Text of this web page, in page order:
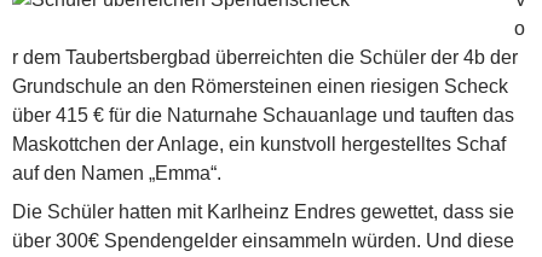
o
r dem Taubertsbergbad überreichten die Schüler der 4b der
Grundschule an den Römersteinen einen riesigen Scheck
über 415 € für die Naturnahe Schauanlage und tauften das
Maskottchen der Anlage, ein kunstvoll hergestelltes Schaf
auf den Namen „Emma“.
Die Schüler hatten mit Karlheinz Endres gewettet, dass sie
über 300€ Spendengelder einsammeln würden. Und diese